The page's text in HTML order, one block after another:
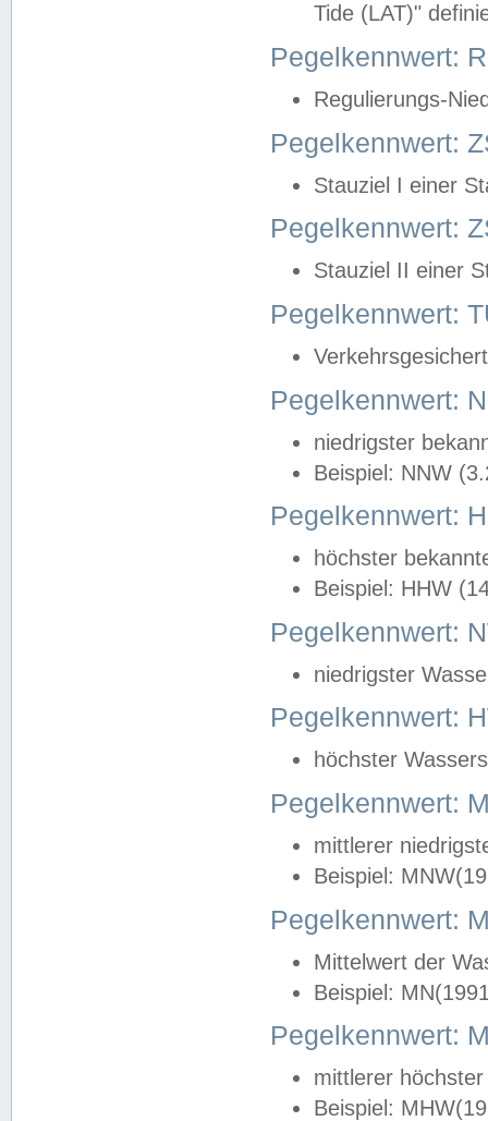
Tide (LAT)"
Pegelkennwert:
Regulierungs-
Pegelkennwert:
Stauziel I einer
Pegelkennwert:
Stauziel II einer
Pegelkennwert:
Pegelkennwert:
niedrigster
Beispiel: NNW
Pegelkennwert:
höchster
Beispiel: HHW
Pegelkennwert:
niedrigster
Pegelkennwert:
höchster
Pegelkennwert:
mittlerer
Beispiel:
Pegelkennwert:
Mittelwert der
Beispiel:
Pegelkennwert:
mittlerer
Beispiel: